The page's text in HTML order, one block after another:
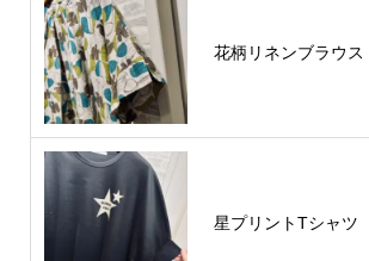
花柄リネンブラウス
星プリントTシャツ